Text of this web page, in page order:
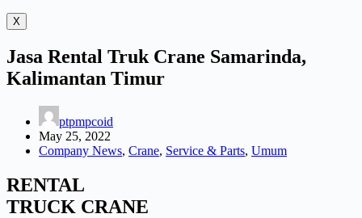
X
Jasa Rental Truk Crane Samarinda,
Kalimantan Timur
ptpmpcoid
May 25, 2022
Company News, Crane, Service & Parts, Umum
RENTAL
TRUCK CRANE